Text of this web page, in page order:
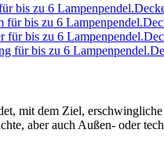
mit dem Ziel,
aber auch Außen- oder